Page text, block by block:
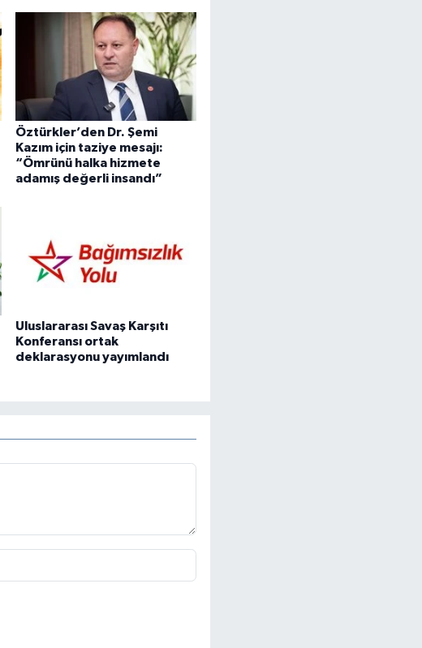
Öztürkler’den Dr. Şemi
Kazım için taziye mesajı:
“Ömrünü halka hizmete
adamış değerli insandı”
Uluslararası Savaş Karşıtı
Konferansı ortak
deklarasyonu yayımlandı